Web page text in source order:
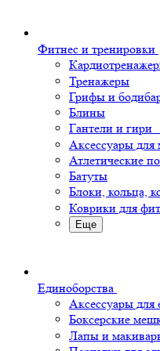
Фитнес и тренировки
Тренажеры
Грифы и
Блины
Гантели и гири
Аксессуары
Атлетические
Батуты
Блоки, кольца,
Коврики для
Еще
Единоборства
Аксессуары для
Боксерские
Лапы и